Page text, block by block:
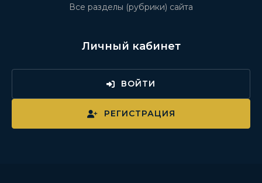
Все разделы (рубрики) сайта
Личный кабинет
ВОЙТИ
РЕГИСТРАЦИЯ